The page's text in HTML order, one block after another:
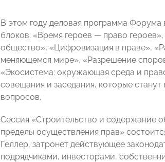
В этом году деловая программа Форума
блоков: «Время героев — право
общество», «Цифровизация в праве»,
меняющемся мире», «Разрешение
«Экосистема: окружающая среда и
совещания и заседания, которые
вопросов.
Сессия «Строительство и содержание
пределы осуществления прав»
Геллер, затронет действующее
подрядчиками, инвесторами,